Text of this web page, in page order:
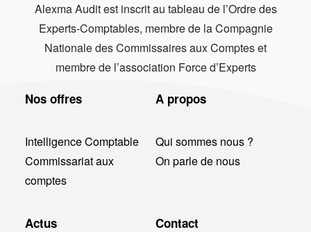
Alexma Audit est inscrit au tableau de l’Ordre des
Experts-Comptables, membre de la Compagnie
Nationale des Commissaires aux Comptes et
membre de l’association Force d’Experts
Nos offres
Intelligence Comptable
Commissariat aux
comptes
A propos
Qui sommes nous ?
On parle de nous
Actus Contact